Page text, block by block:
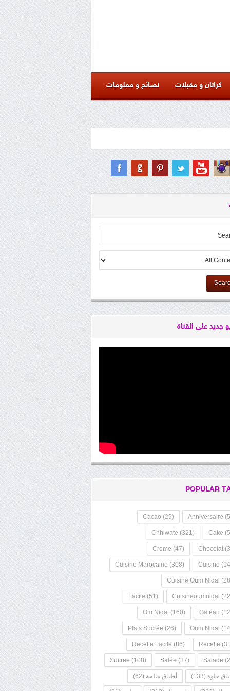
كراتان و مقبلات نصائح و معلومات
جديد على القناة
POPULAR
Anniversaire
Cacao (29)
Cake
Chhiwate (321)
Chocolat
Creme (47)
Cuisine
Cuisine Marocaine (308)
Cuisine Oum Nidal
Cuisineoumnidal
Facile (51)
Gateau
Om Nidal (160)
Oum Nidal
Plats Sucrée (26)
Recette
Recette Facile (86)
Salade
Salée (37)
Sucree (108)
حلوة (133) أطباق مالحة (62)